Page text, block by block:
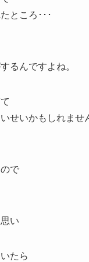
ところ･･･
るんですよね。
せいかもしれませ
で
い
たら